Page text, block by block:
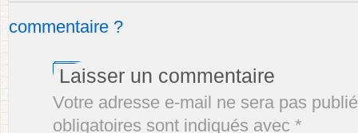
commentaire ?
Laisser un commentaire
Votre adresse e-mail ne sera pas
obligatoires sont indiqués avec *